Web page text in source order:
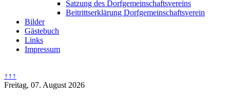
Satzung des Dorfgemeinschaftsvereins
Beitrittserklärung Dorfgemeinschaftsverein
Bilder
Gästebuch
Links
Impressum
↑↑↑
Freitag, 07. August 2026